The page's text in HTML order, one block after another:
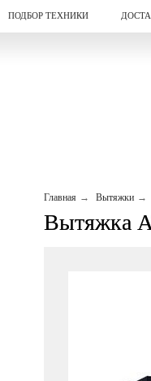
ПОДБОР ТЕХНИКИ
Главная Вытяжки
Вытяжка